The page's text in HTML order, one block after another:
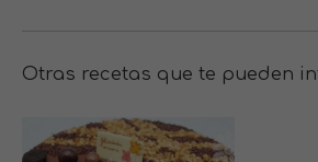
Otras recetas que te pueden